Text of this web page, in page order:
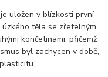
uložen v blízkosti první
těla se zřetelným
končetinami, přičemž
byl zachycen v době,